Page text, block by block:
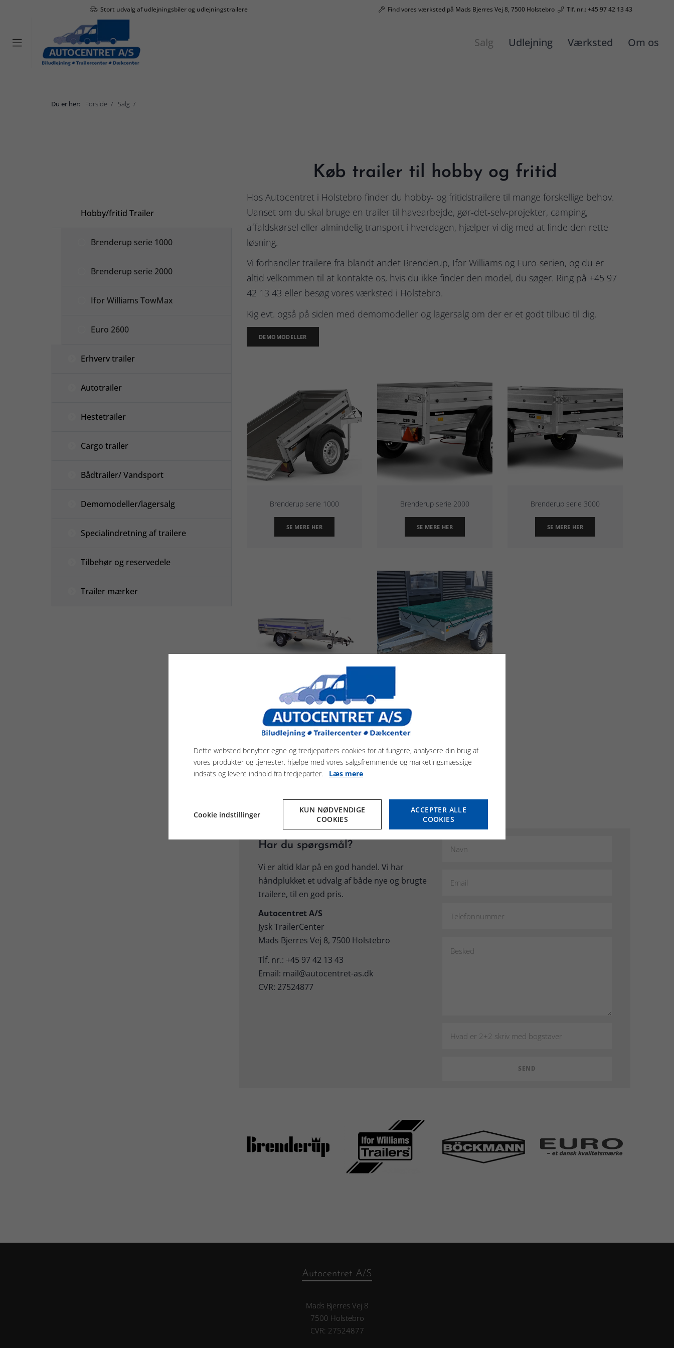
Stort udvalg af udlejningsbiler og udlejningstrailere Find vores værksted på Mads Bjerres Vej 8, 7500 Holstebro Tlf. nr.: +45 97 42 13 43
 Salg Udlejning Værksted Om os
Du er her: Forside Salg
Hobby/fritid Trailer
Brenderup serie 1000
Brenderup serie 2000
Ifor Williams TowMax
Euro 2600
Erhverv trailer
Autotrailer
Hestetrailer
Cargo trailer
Bådtrailer/ Vandsport
Demomodeller/lagersalg
Specialindretning af trailere
Tilbehør og reservedele
Trailer mærker
Køb trailer til hobby og fritid
Hos Autocentret i Holstebro finder du hobby- og fritidstrailere til mange forskellige behov.
Uanset om du skal bruge en trailer til havearbejde, gør-det-selv-projekter, camping,
affaldskørsel eller almindelig transport i hverdagen, hjælper vi dig med at finde den rette
løsning.
Vi forhandler trailere fra blandt andet Brenderup, Ifor Williams og Euro-serien, og du er
altid velkommen til at kontakte os, hvis du ikke finder den model, du søger. Ring på +45 97
42 13 43 eller besøg vores værksted i Holstebro.
Kig evt. også på siden med demomodeller og lagersalg om der er et godt tilbud til dig.
DEMOMODELLER
Brenderup serie 1000
SE MERE HER
Brenderup serie 2000
SE MERE HER
Brenderup serie 3000
SE MERE HER
Ifor Williams TowMax
SE MERE HER
Har du spørgsmål?
Vi er altid klar på en god handel. Vi har
håndplukket et udvalg af både nye og brugte
trailere, til en god pris.
Autocentret A/S
Jysk TrailerCenter
Mads Bjerres Vej 8, 7500 Holstebro
Tlf. nr.: +45 97 42 13 43
Email: mail@autocentret-as.dk
CVR: 27524877
Autocentret A/S
Mads Bjerres Vej 8
7500 Holstebro
CVR: 27524877
Dette websted benytter egne og tredjeparters cookies for at fungere, analysere din brug af
vores produkter og tjenester, hjælpe med vores salgsfremmende og marketingsmæssige
indsats og levere indhold fra tredjeparter. Læs mere
Cookie indstillinger
KUN NØDVENDIGE
COOKIES
ACCEPTER ALLE
COOKIES